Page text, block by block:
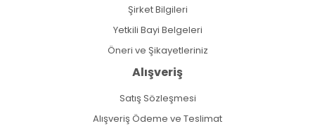
Şirket Bilgileri
Yetkili Bayi Belgeleri
Öneri ve Şikayetleriniz
Alışveriş
Satış Sözleşmesi
Alışveriş Ödeme ve Teslimat